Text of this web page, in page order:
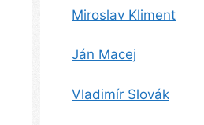
Miroslav Kliment
Ján Macej
Vladimír Slovák